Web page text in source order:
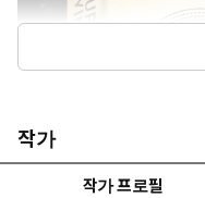
작가
작가 프로필